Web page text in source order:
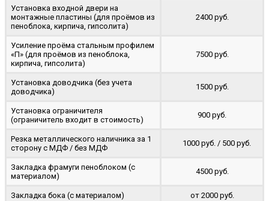
Установка входной двери на
монтажные пластины (для проёмов из
пеноблока, кирпича, гипсолита)
2400 руб.
Усиление проёма стальным профилем
«П» (для проёмов из пеноблока,
кирпича, гипсолита)
7500 руб.
Установка доводчика (без учета
доводчика)
1500 руб.
Установка ограничителя
(ограничитель входит в стоимость)
900 руб.
Резка металлического наличника за 1
сторону с МДФ / без МДФ
1000 руб. / 500 руб.
Закладка фрамуги пеноблоком (с
материалом)
4500 руб.
Закладка бока (с материалом) от 2000 руб.